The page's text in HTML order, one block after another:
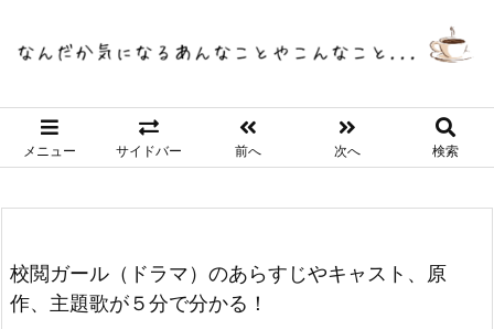
メニュー サイドバー 前へ 次へ 検索
校閲ガール（ドラマ）のあらすじやキャスト、原
作、主題歌が５分で分かる！